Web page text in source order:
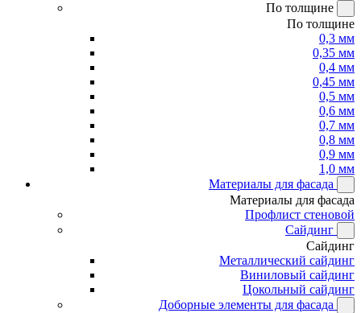
По толщине
По толщине
0,3 мм
0,35 мм
0,4 мм
0,45 мм
0,5 мм
0,6 мм
0,7 мм
0,8 мм
0,9 мм
1,0 мм
Материалы для фасада
Материалы для фасада
Профлист стеновой
Сайдинг
Сайдинг
Металлический сайдинг
Виниловый сайдинг
Цокольный сайдинг
Доборные элементы для фасада